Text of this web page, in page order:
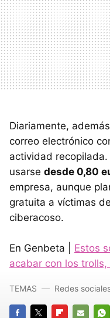
Diariamente,
correo electrónico
actividad
usarse desde 0,80
empresa, aunque
gratuita a víctimas
ciberacoso.
En Genbeta | Estos
acabar con los
TEMAS Redes